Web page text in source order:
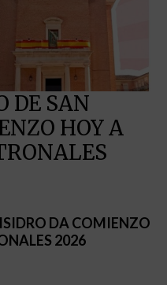
DE SAN
HOY A
DA COMIENZO
2026